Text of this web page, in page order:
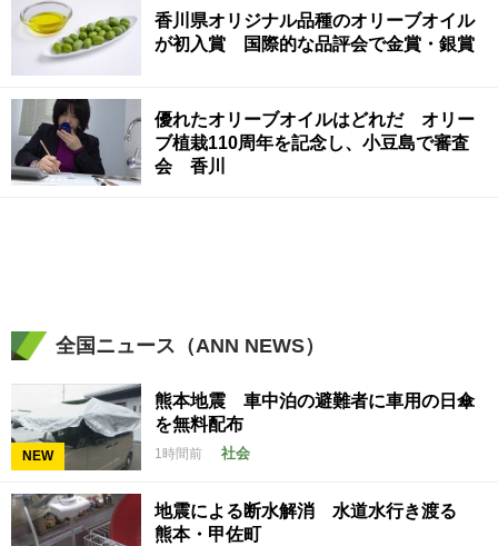
香川県オリジナル品種のオリーブオイル
が初入賞 国際的な品評会で金賞・銀賞
優れたオリーブオイルはどれだ オリー
ブ植栽110周年を記念し、小豆島で審査
会 香川
全国ニュース（ANN NEWS）
NEW
熊本地震 車中泊の避難者に車用の日傘
を無料配布
1時間前 社会
地震による断水解消 水道水行き渡る
熊本・甲佐町